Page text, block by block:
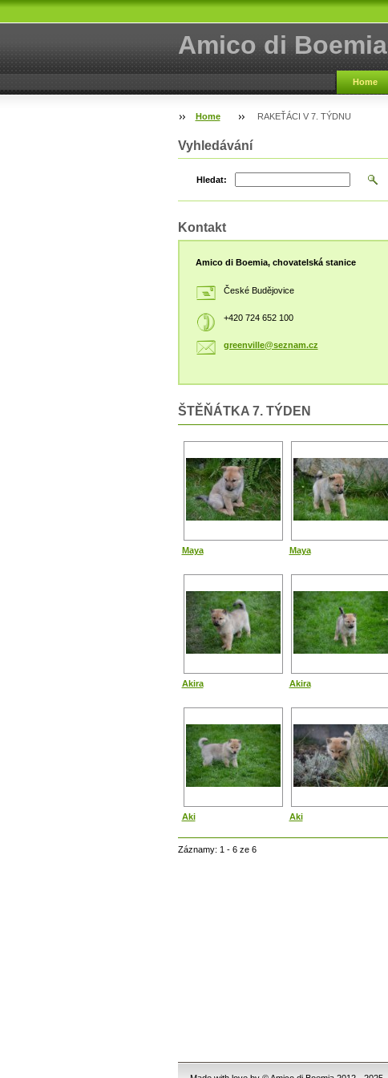
Amico di Boemia
Home
Home RAKEŤÁCI V 7. TÝDNU
Vyhledávání
Hledat:
Kontakt
Amico di Boemia, chovatelská stanice
České Budějovice
+420 724 652 100
greenville@seznam.cz
ŠTĚŇÁTKA 7. TÝDEN
Maya Maya
Akira Akira
Aki Aki
Záznamy: 1 - 6 ze 6